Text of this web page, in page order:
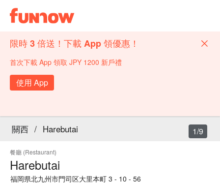
限時 3 倍送！下載 App 領優惠！
首次下載 App 領取 JPY 1200 新戶禮
使用 App
關西 / Harebutai
餐廳 (Restaurant)
Harebutai
福岡県北九州市門司区大里本町 3 - 10 - 56
1/9